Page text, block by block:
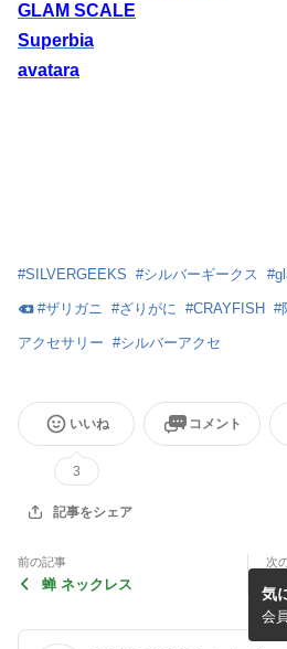
GLAM SCALE
Superbia
avatara
#SILVERGEEKS #シルバーギークス #
#ザリガニ #ざりがに #CRAYFISH #
アクセサリー #シルバーアクセ
いいね
3
コメント
記事をシェア
前の記事
蝉 ネックレス
次
気
会